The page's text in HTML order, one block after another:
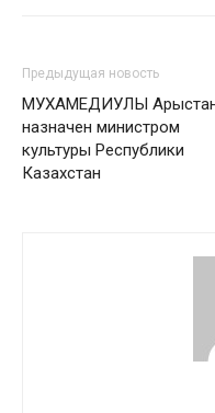
Предыдущая новость
МУХАМЕДИУЛЫ
назначен министром
культуры Республики
Казахстан